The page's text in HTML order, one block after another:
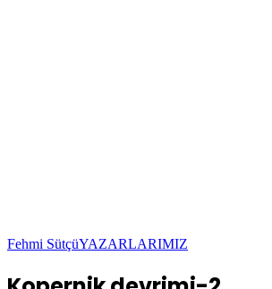
Fehmi SütçüYAZARLARIMIZ